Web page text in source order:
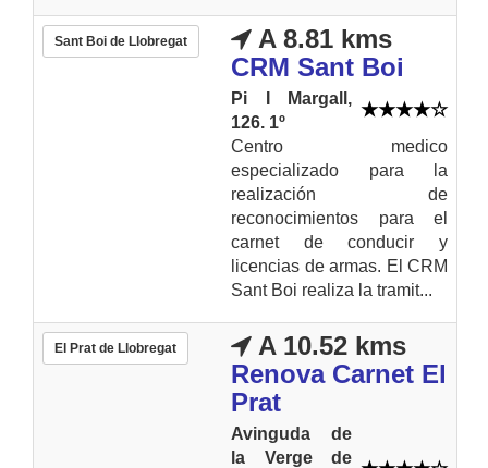
Sant Boi de Llobregat
A 8.81 kms
CRM Sant Boi
Pi I Margall,
126. 1º
Centro medico
especializado para la
realización de
reconocimientos para el
carnet de conducir y
licencias de armas. El CRM
Sant Boi realiza la tramit...
El Prat de Llobregat
A 10.52 kms
Renova Carnet El
Prat
Avinguda de
la Verge de